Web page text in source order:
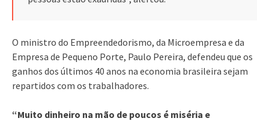
O ministro do Empreendedorismo, da Microempresa e da
Empresa de Pequeno Porte, Paulo Pereira, defendeu que os
ganhos dos últimos 40 anos na economia brasileira sejam
repartidos com os trabalhadores.
“Muito dinheiro na mão de poucos é miséria e